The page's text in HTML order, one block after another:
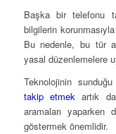
Başka bir telefonu
bilgilerin
Bu nedenle, bu tür
yasal düzenlemelere
Teknolojinin
takip etmek artık
aramaları yaparken
göstermek önemlidir.